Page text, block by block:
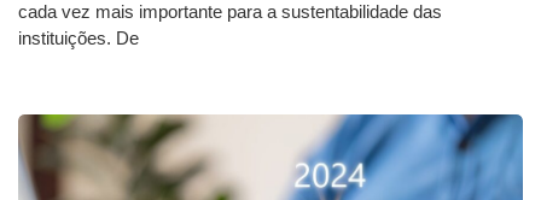
cada vez mais importante para a sustentabilidade das
instituições. De